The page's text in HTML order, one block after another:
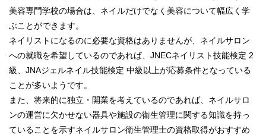
美容専門学校の場合は、ネイルだけでなく美容について幅広く学
ぶことができます。
ネイリストになるのに必要な資格はありませんが、ネイルサロン
への就職を希望しているのであれば、JNECネイリスト技能検定 2
級、JNAジェルネイル技能検定 中級以上が応募条件となっている
ことが多いようです。
また、将来的に独立・開業を考えているのであれば、ネイルサロ
ンの運営に欠かせない器具や施設の衛生管理に関する知識を持っ
ていることを示すネイルサロン衛生管理士の資格取得がおすすめ